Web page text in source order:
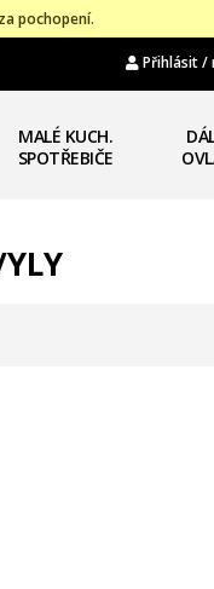
pochopení.
Přihlásit
MALÉ KUCH.
SPOTŘEBIČE